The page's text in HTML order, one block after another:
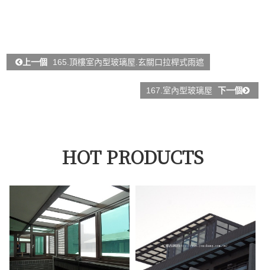
上一個 165.頂樓室內型玻璃屋.玄關口拉桿式雨遮
167.室內型玻璃屋 下一個
HOT PRODUCTS